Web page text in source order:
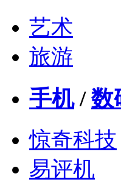
艺术
旅游
手机 / 数
惊奇科技
易评机